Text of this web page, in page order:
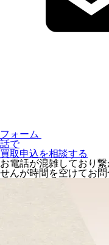
フォーム
話で
買取申込を相談する
お電話が混雑しており
せんが時間を空けてお問